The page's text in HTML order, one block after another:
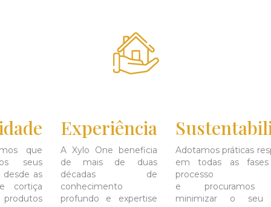
que
seus
desde as
cortiça
Experiência
A Xylo One beneficia
de mais de duas
décadas de
conhecimento
profundo e expertise
Adotamos práticas
em todas as
processo
e procuramos
minimizar o seu